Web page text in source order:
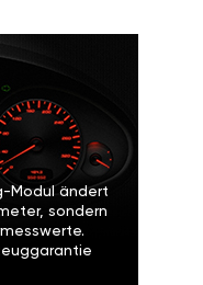
Modul ändert
sondern